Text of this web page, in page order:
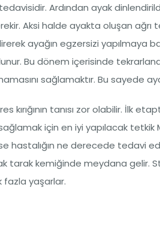
tedavisidir. Ardından ayak
Aksi halde ayakta oluşan ağrı
ayağın egzersizi yapılmaya
Bu dönem içerisinde
sağlamaktır. Bu sayede
kırığının tanısı zor olabilir. İlk
için en iyi yapılacak tetkik
hastalığın ne derecede tedavi
tarak kemiğinde meydana gelir.
fazla yaşarlar.